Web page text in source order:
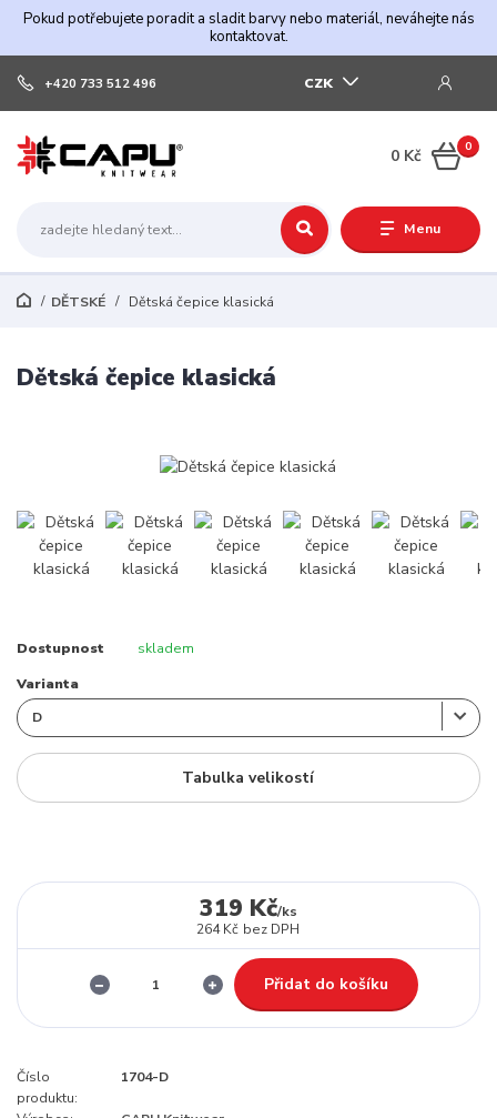
Pokud potřebujete poradit a sladit barvy nebo materiál, neváhejte nás
kontaktovat.
Menu
CZK
+420 733 512 496
0
0 Kč
DĚTSKÉ Dětská čepice klasická
Dětská čepice klasická
Dostupnost skladem
Varianta
Tabulka velikostí
319 Kč/ks
264 Kč bez DPH
Přidat do košíku
Číslo
produktu:
1704-D